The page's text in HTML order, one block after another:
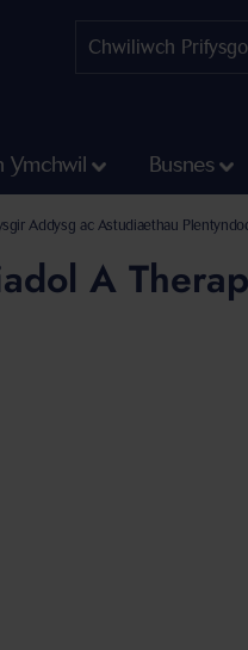
Ymchwil Busnes
y Gwyddorau Cymdeithasol
Addysg ac Astudiaethau
A